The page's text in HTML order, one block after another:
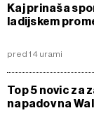
Kaj prinaša
ladijskem
pred 14 urami
Top 5 novic za
napadov na